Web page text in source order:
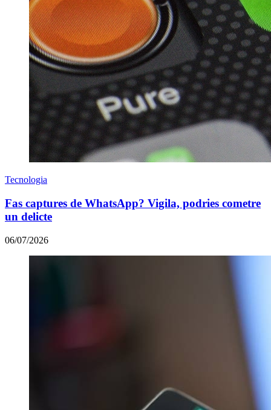
Tecnologia
Fas captures de WhatsApp? Vigila, podries cometre
un delicte
06/07/2026